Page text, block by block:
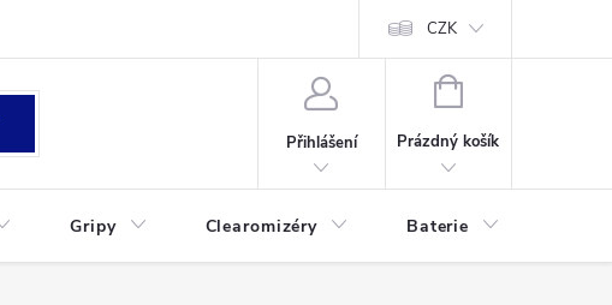
CZK
Přihlášení
NÁKUPNÍ
Prázdný košík
Gripy Clearomizéry Baterie